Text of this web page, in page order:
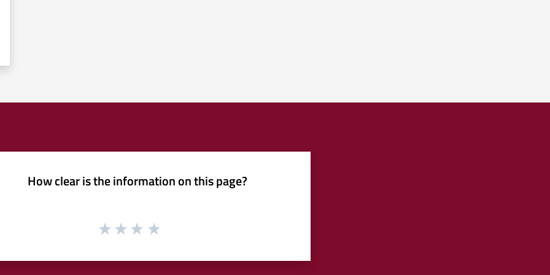
How clear is the information on this page?